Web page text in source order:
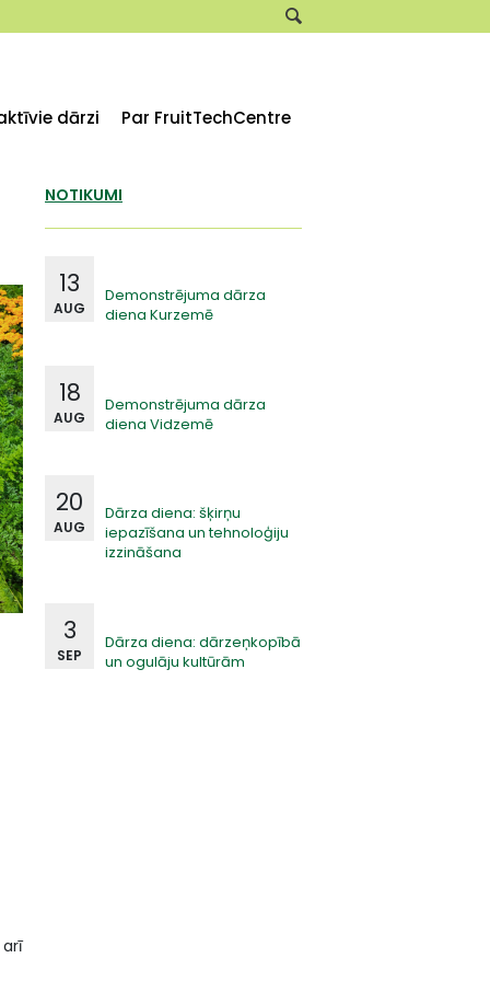
dārzi Par FruitTechCentre
NOTIKUMI
Demonstrējuma dārza
diena Kurzemē
13
AUG
Demonstrējuma dārza
diena Vidzemē
18
AUG
Dārza diena: šķirņu
iepazīšana un tehnoloģiju
izzināšana
20
AUG
Dārza diena: dārzeņkopībā
un ogulāju kultūrām
3
SEP